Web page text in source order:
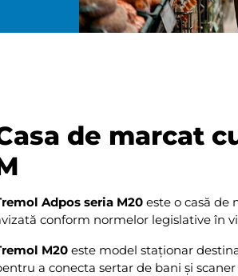
de marcat
Adpos seria M20 este o casă de
conform normelor legislative în
M20 este model staționar
a conecta sertar de bani și